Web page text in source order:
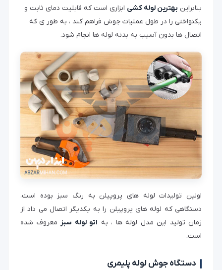
بنابراین بهترین لوله کشی ابزاری است که قابلیت دمای ثابت و
یکنواختی را در طول عملیات جوش فراهم کند ، به طور ی که
اتصال ها بدون آسیب به بدنه لوله ها انجام شود.
اولین تولیدات لوله های پروپیلن به رنگ سبز بوده است،
دستگاهی که لوله های پروپیلن را به یکدیگر اتصال می داد از
زمان تولید این مدل لوله ها ، به اتو لوله سبز معروف شده
است.
دستگاه جوش لوله پلیمری